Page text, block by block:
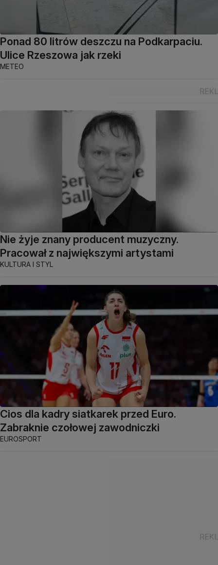
Ponad 80 litrów deszczu na Podkarpaciu.
Ulice Rzeszowa jak rzeki
METEO
Nie żyje znany producent muzyczny.
Pracował z największymi artystami
KULTURA I STYL
Cios dla kadry siatkarek przed Euro.
Zabraknie czołowej zawodniczki
EUROSPORT